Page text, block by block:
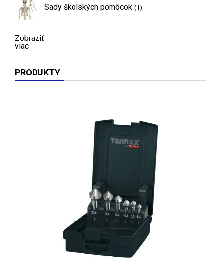
Sady školských pomôcok (1)
Zobraziť
viac
PRODUKTY